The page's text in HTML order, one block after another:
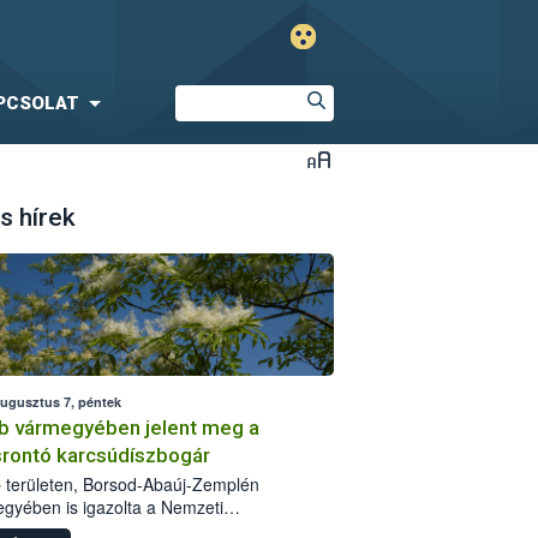
hírek
7, péntek
vármegyében jelent meg a
karcsúdíszbogár
területen, Borsod-Abaúj-Zemplén
is igazolta a Nemzeti
biztonsági Hivatal (Nébih) a